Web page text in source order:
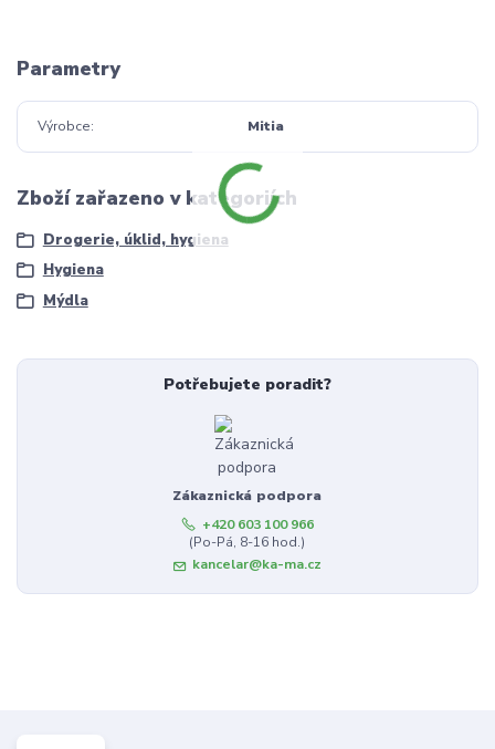
Parametry
Výrobce Mitia
Zboží zařazeno v kategoriích
Drogerie, úklid, hygiena
Hygiena
Mýdla
Potřebujete poradit?
Zákaznická podpora
+420 603 100 966
(Po-Pá, 8-16 hod.)
kancelar@ka-ma.cz